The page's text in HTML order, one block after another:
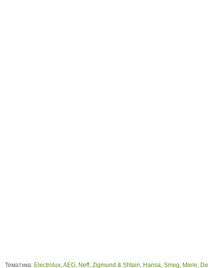
Тематика: Electrolux AEG Neff, Zigmund & Shtain Hansa Smeg Miele De